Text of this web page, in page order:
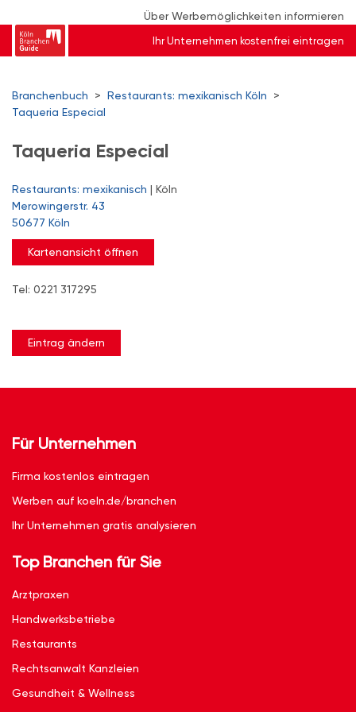
Über Werbemöglichkeiten informieren
Ihr Unternehmen kostenfrei eintragen
Branchenbuch > Restaurants: mexikanisch Köln
>
Taqueria Especial
Taqueria Especial
Restaurants: mexikanisch | Köln
Merowingerstr. 43
50677 Köln
Kartenansicht öffnen
Tel: 0221 317295
Eintrag ändern
Für Unternehmen
Firma kostenlos eintragen
Werben auf koeln.de/branchen
Ihr Unternehmen gratis analysieren
Top Branchen für Sie
Arztpraxen
Handwerksbetriebe
Restaurants
Rechtsanwalt Kanzleien
Gesundheit & Wellness